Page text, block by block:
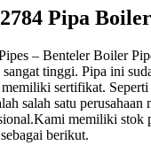
Pipa
– Benteler Boiler
tinggi. Pipa ini
sertifikat.
salah satu perusahaan
memiliki stok
berikut.